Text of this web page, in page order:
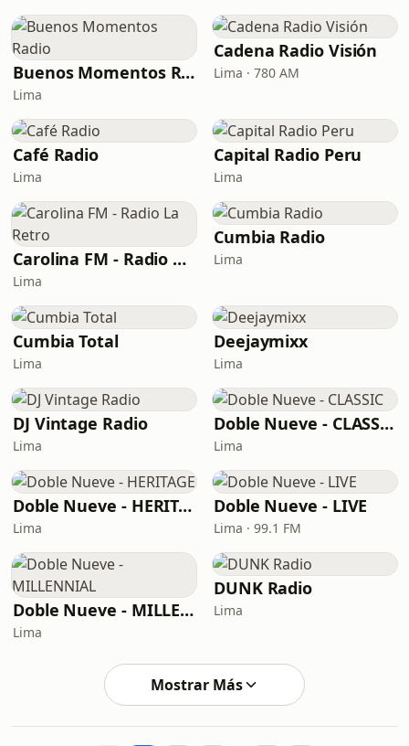
Buenos Momentos Radio
Lima
Cadena Radio Visión
Lima · 780 AM
Café Radio
Lima
Capital Radio Peru
Lima
Carolina FM - Radio La Retro
Lima
Cumbia Radio
Lima
Cumbia Total
Lima
Deejaymixx
Lima
DJ Vintage Radio
Lima
Doble Nueve - CLASSIC
Lima
Doble Nueve - HERITAGE
Lima
Doble Nueve - LIVE
Lima · 99.1 FM
Doble Nueve - MILLENNIAL
Lima
DUNK Radio
Lima
Mostrar Más